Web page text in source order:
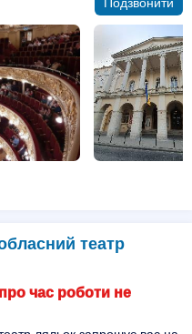
театр
час роботи не